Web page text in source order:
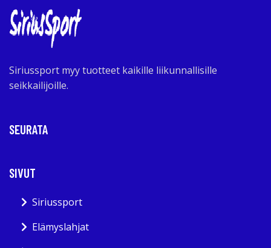
Siriussport myy tuotteet kaikille liikunnallisille
seikkailijoille.
SEURATA
SIVUT
Siriussport
Elämyslahjat